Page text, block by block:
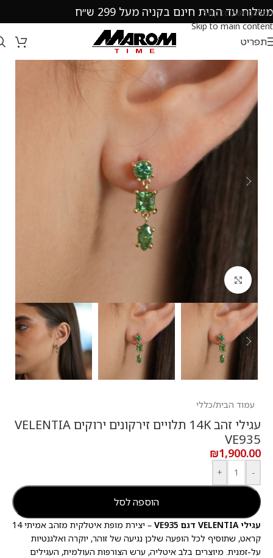
Skip to navigation
Skip to main content
משלוח עד הבית חינם בקניה מעל 299 ש״ח
תפריט
עמוד הבית/כללי
עגילי זהב 14K תלויים זירקונים ירוקים VELENTIA
VE935
₪1,900.00
-
+
הוספה לסל
עגילי VELENTIA דגם VE935
– יצירת מופת איטלקית מזהב אמיתי 14
קראט, שתוסיף לכל הופעה שלכן נגיעה של זוהר, יוקרה ואלגנטיות
על-זמנית. מיוצרים בלב איטליה, ערש הצורפות העולמית, העגילים
לחץ להגדלה